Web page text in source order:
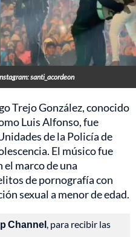
santi_acordeon
Trejo González, conocido
Luis Alfonso, fue
de la Policía de
El músico fue
el marco de una
de pornografía con
sexual a menor de edad.
Channel, para recibir las